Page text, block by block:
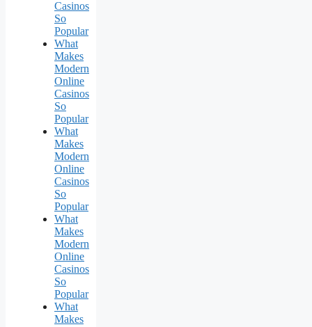
Casinos
So
Popular
What
Makes
Modern
Online
Casinos
So
Popular
What
Makes
Modern
Online
Casinos
So
Popular
What
Makes
Modern
Online
Casinos
So
Popular
What
Makes